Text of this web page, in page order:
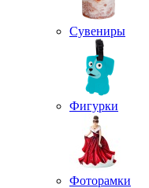
Сувениры
Фигурки
Фоторамки